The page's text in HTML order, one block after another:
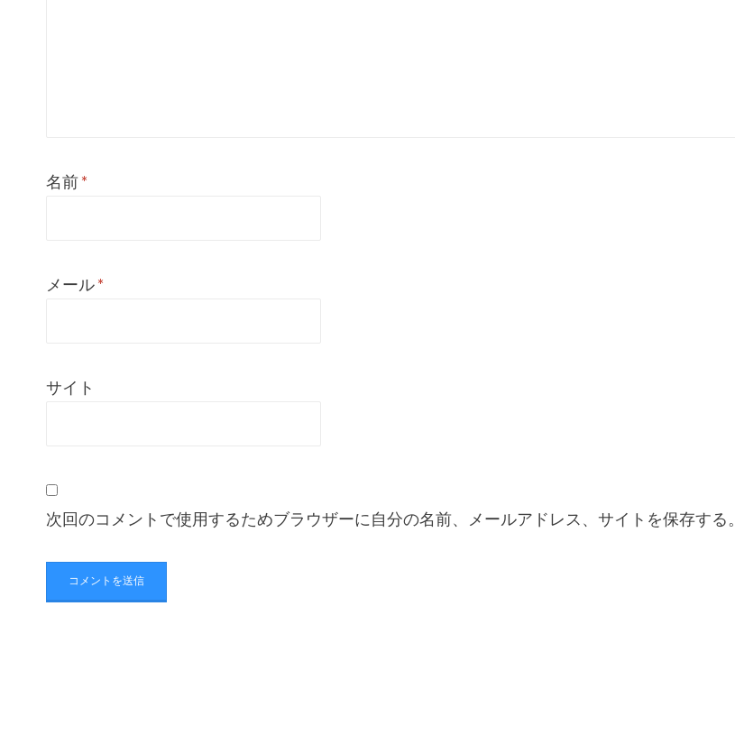
名前*
メール*
サイト
次回のコメントで使用するためブラウザーに自分の名前、メールアドレス、サイトを保存する。